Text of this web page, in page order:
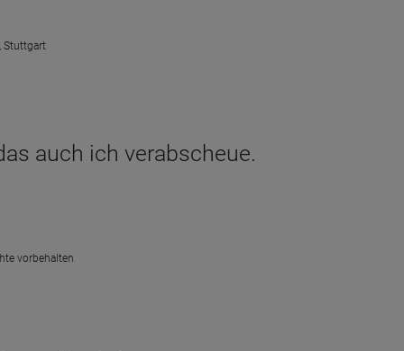
Stuttgart
auch ich verabscheue.
vorbehalten